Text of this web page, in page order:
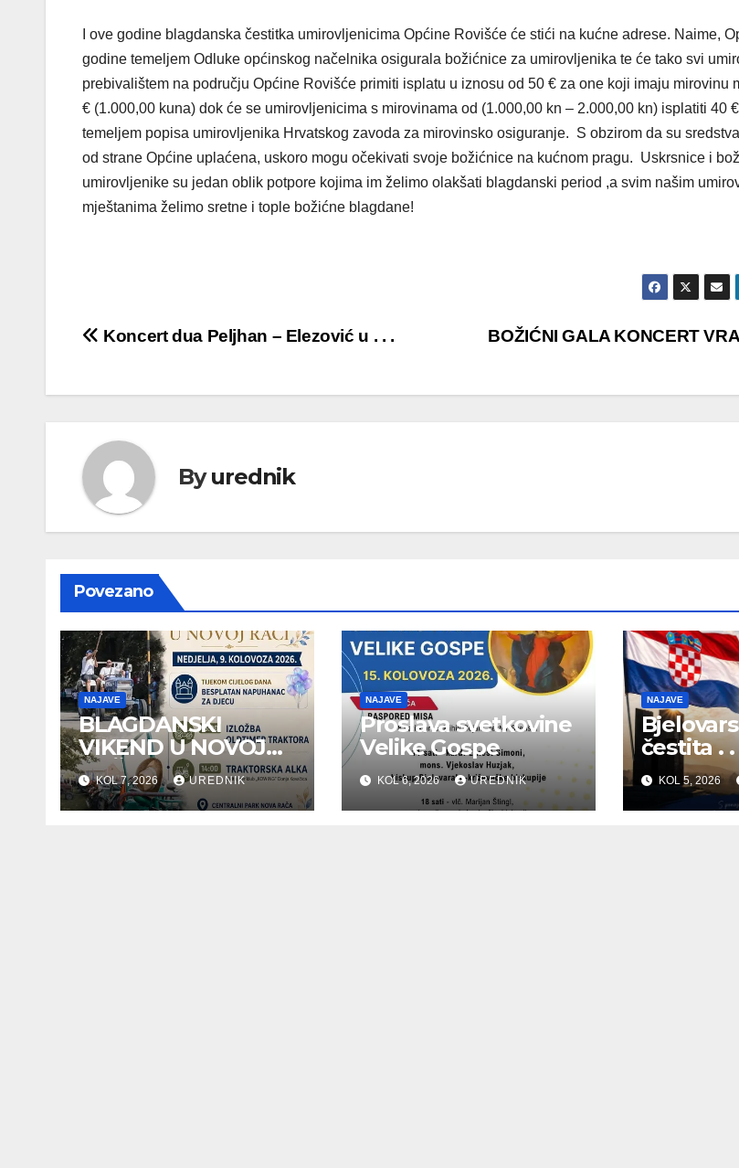
I ove godine blagdanska čestitka umirovljenicima Općine Rovišće će stići na kućne adrese. Naime,
godine temeljem Odluke općinskog načelnika osigurala božićnice za umirovljenika te će tako svi
prebivalištem na području Općine Rovišće primiti isplatu u iznosu od 50 € za one koji imaju mirovinu
€ (1.000,00 kuna) dok će se umirovljenicima s mirovinama od (1.000,00 kn – 2.000,00 kn) isplatiti 40
temeljem popisa umirovljenika Hrvatskog zavoda za mirovinsko osiguranje. S obzirom da su
od strane Općine uplaćena, uskoro mogu očekivati svoje božićnice na kućnom pragu. Uskrsnice i
umirovljenike su jedan oblik potpore kojima im želimo olakšati blagdanski period ,a svim našim
mještanima želimo sretne i tople božićne blagdane!
Navigacija
BOŽIĆNI GALA KONCERT
Koncert dua Peljhan – Elezović u . . .
Byurednik
Povezano
NAJAVE
BLAGDANSKI
VIKEND U NOVOJ
RAČI
KOL 7, 2026 UREDNIK
NAJAVE
Proslava svetkovine
Velike Gospe
KOL 6, 2026 UREDNIK
NAJAVE
čestita . .
KOL 5, 2026